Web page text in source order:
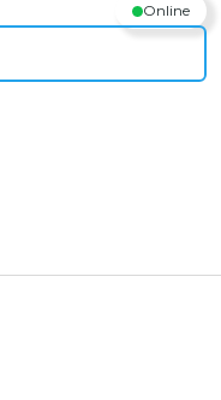
Online